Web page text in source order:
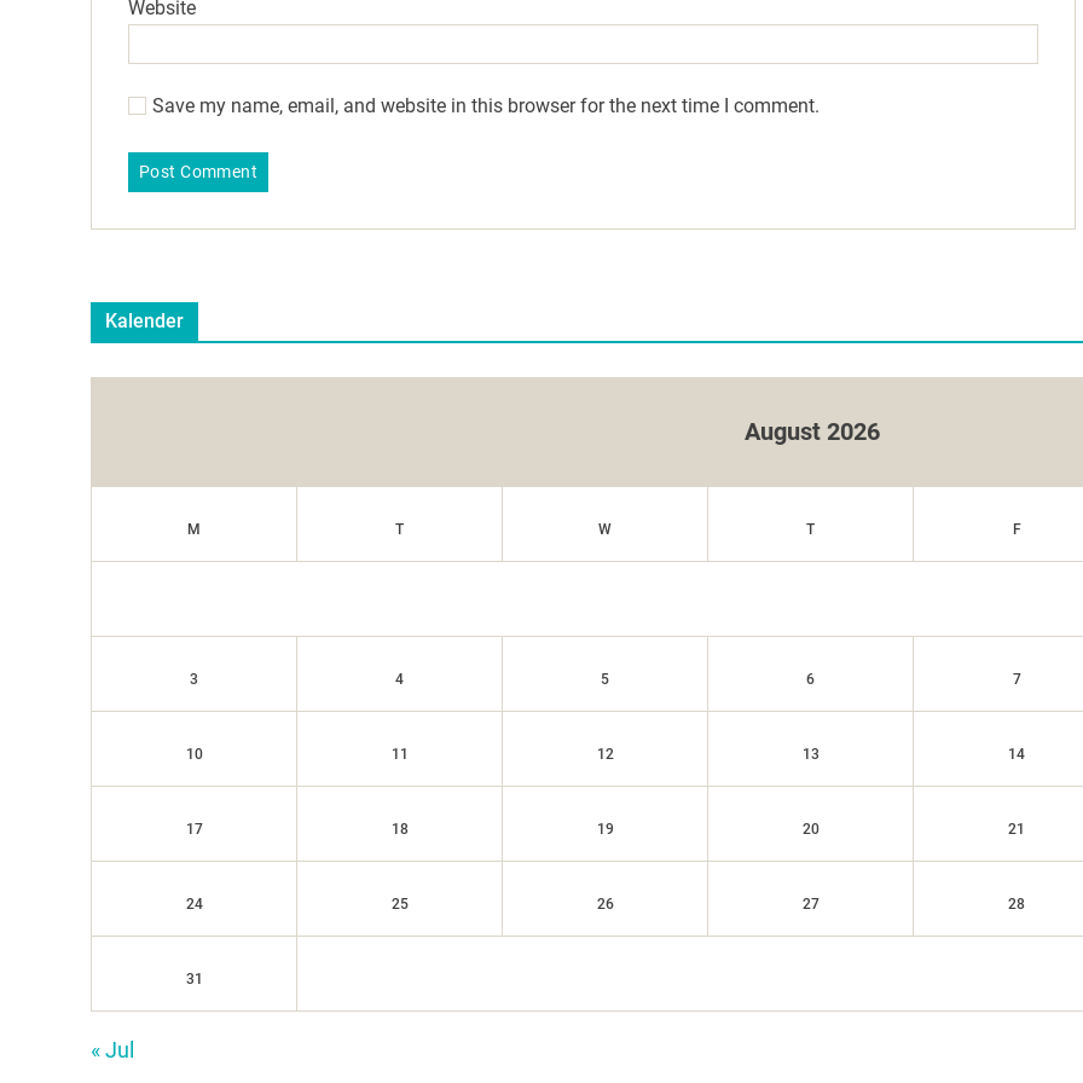
Website
Save my name, email, and website in this browser for the next time I comment.
Kalender
August 2026
M T W T F
3 4 5 6 7
10 11 12 13 14
17 18 19 20 21
24 25 26 27 28
31
« Jul